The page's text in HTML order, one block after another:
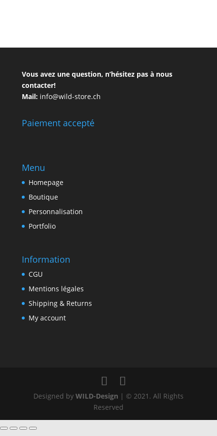
Vous avez une question, n’hésitez pas à nous
contacter!
Mail:info@wild-store.ch
Paiement accepté
Menu
Homepage
Boutique
Personnalisation
Portfolio
Information
CGU
Mentions légales
Shipping & Returns
My account
Designed by WILD-Design | © 2021. All Rights
Reserved